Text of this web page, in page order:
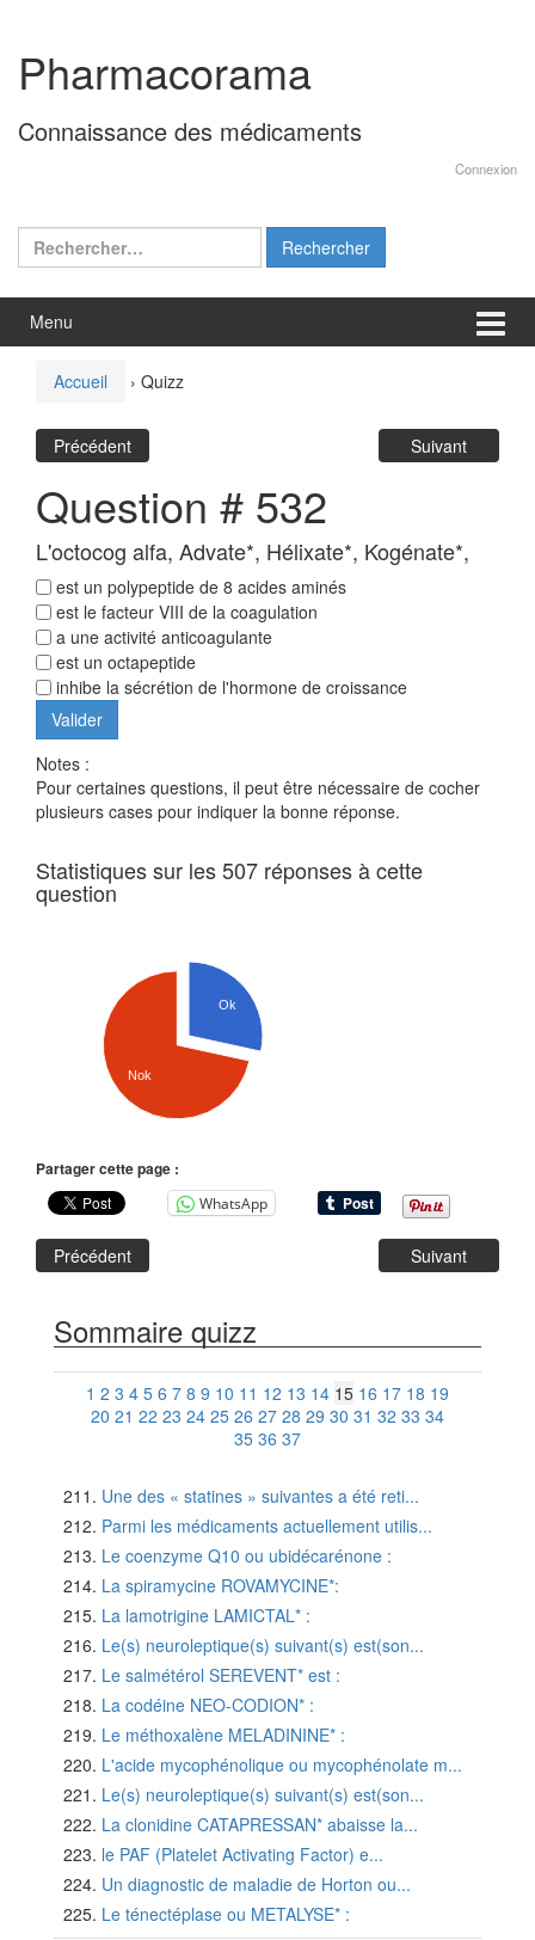
contenu
menu
principal
Pharmacorama
Connaissance des médicaments
Connexion
Rechercher :
Menu
Accueil › Quizz
Précédent Suivant
Question # 532
L'octocog alfa, Advate*, Hélixate*, Kogénate*,
est un polypeptide de 8 acides aminés
est le facteur VIII de la coagulation
a une activité anticoagulante
est un octapeptide
inhibe la sécrétion de l'hormone de croissance
Notes :
Pour certaines questions, il peut être nécessaire de cocher
plusieurs cases pour indiquer la bonne réponse.
Statistiques sur les 507 réponses à cette
question
Ok
Nok
Partager cette page :
WhatsApp
Précédent Suivant
Sommaire quizz
1 2 3 4 5 6 7 8 9 10 11 12 13 14 15 16 17 18 19
20 21 22 23 24 25 26 27 28 29 30 31 32 33 34
35 36 37
Une des « statines » suivantes a été reti...
Parmi les médicaments actuellement utilis...
Le coenzyme Q10 ou ubidécarénone :
La spiramycine ROVAMYCINE*:
La lamotrigine LAMICTAL* :
Le(s) neuroleptique(s) suivant(s) est(son...
Le salmétérol SEREVENT* est :
La codéine NEO-CODION* :
Le méthoxalène MELADININE* :
L'acide mycophénolique ou mycophénolate m...
Le(s) neuroleptique(s) suivant(s) est(son...
La clonidine CATAPRESSAN* abaisse la...
le PAF (Platelet Activating Factor) e...
Un diagnostic de maladie de Horton ou...
Le ténectéplase ou METALYSE* :